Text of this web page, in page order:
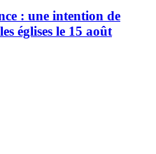
: une intention de
églises le 15 août